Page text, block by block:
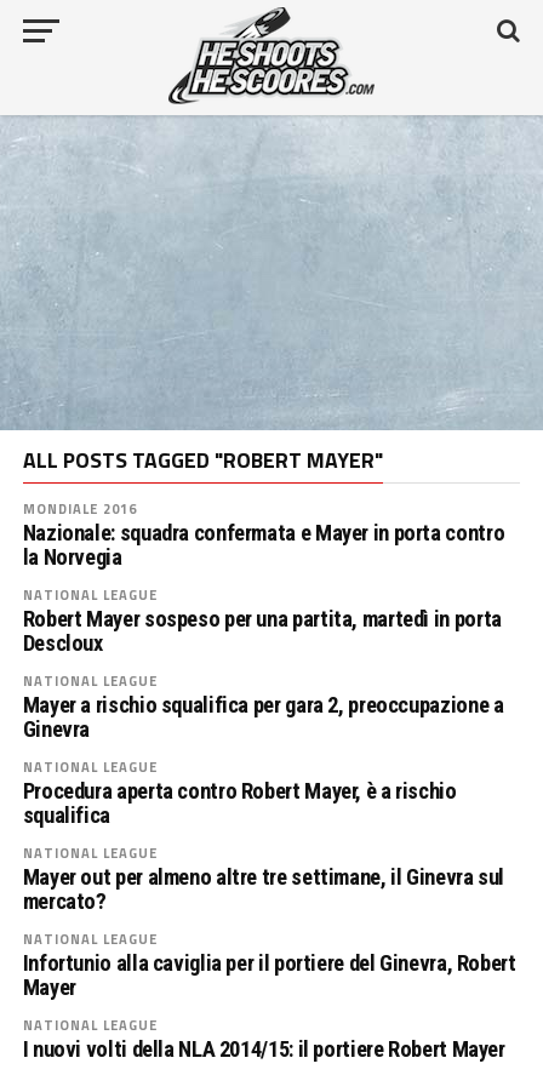
ALL POSTS TAGGED "ROBERT MAYER"
MONDIALE 2016
Nazionale: squadra confermata e Mayer in porta contro
la Norvegia
NATIONAL LEAGUE
Robert Mayer sospeso per una partita, martedì in porta
Descloux
NATIONAL LEAGUE
Mayer a rischio squalifica per gara 2, preoccupazione a
Ginevra
NATIONAL LEAGUE
Procedura aperta contro Robert Mayer, è a rischio
squalifica
NATIONAL LEAGUE
Mayer out per almeno altre tre settimane, il Ginevra sul
mercato?
NATIONAL LEAGUE
Infortunio alla caviglia per il portiere del Ginevra, Robert
Mayer
NATIONAL LEAGUE
I nuovi volti della NLA 2014/15: il portiere Robert Mayer